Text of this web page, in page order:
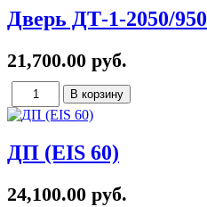
Дверь ДТ-1-2050/950
21,700.00 руб.
ДП (EIS 60)
24,100.00 руб.